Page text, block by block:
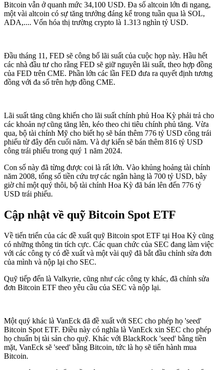
Bitcoin vẫn ở quanh mức 34,100 USD. Đa số altcoin lớn đi ngang,
một vài altcoin có sự tăng trưởng đáng kể trong tuần qua là SOL,
ADA,.... Vốn hóa thị trường crypto là 1.313 nghìn tỷ USD.
Đầu tháng 11, FED sẽ công bố lãi suất của cuộc họp này. Hầu hết
các nhà đầu tư cho rằng FED sẽ giữ nguyên lãi suất, theo hợp đồng
của FED trên CME. Phần lớn các lần FED đưa ra quyết định tương
đồng với đa số trên hợp đồng CME.
Lãi suất tăng cũng khiến cho lãi suất chính phủ Hoa Kỳ phải trả cho
các khoản nợ cũng tăng lên, kéo theo chi tiêu chính phủ tăng. Vừa
qua, bộ tài chính Mỹ cho biết họ sẽ bán thêm 776 tỷ USD công trái
phiếu từ đây đến cuối năm. Và dự kiến sẽ bán thêm 816 tỷ USD
công trái phiếu trong quý 1 năm 2024.
Con số này đã từng được coi là rất lớn. Vào khủng hoảng tài chính
năm 2008, tổng số tiền cứu trợ các ngân hàng là 700 tỷ USD, bây
giờ chỉ một quý thôi, bộ tài chính Hoa Kỳ đã bán lên đến 776 tỷ
USD trái phiếu.
Cập nhật về quỹ Bitcoin Spot ETF
Về tiến triển của các đề xuất quỹ Bitcoin spot ETF tại Hoa Kỳ cũng
có những thông tin tích cực. Các quan chức của SEC đang làm việc
với các công ty có đề xuất và một vài quỹ đã bắt đầu chỉnh sửa đơn
của mình và nộp lại cho SEC.
Quỹ tiếp đến là Valkyrie, cũng như các công ty khác, đã chỉnh sửa
đơn Bitcoin ETF theo yêu cầu của SEC và nộp lại.
Một quý khác là VanEck đã đề xuất với SEC cho phép họ 'seed'
Bitcoin Spot ETF. Điều này có nghĩa là VanEck xin SEC cho phép
họ chuẩn bị tài sản cho quỹ. Khác với BlackRock 'seed' bằng tiền
mặt, VanEck sẽ 'seed' bằng Bitcoin, tức là họ sẽ tiến hành mua
Bitcoin.